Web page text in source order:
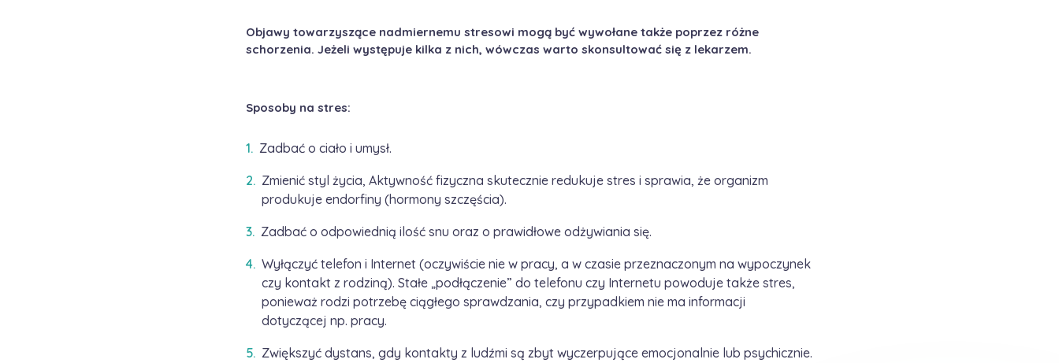
Objawy towarzyszące nadmiernemu stresowi mogą być wywołane także poprzez różne
schorzenia. Jeżeli występuje kilka z nich, wówczas warto skonsultować się z lekarzem.
Sposoby na stres:
Zadbać o ciało i umysł.
Zmienić styl życia, Aktywność fizyczna skutecznie redukuje stres i sprawia, że organizm
produkuje endorfiny (hormony szczęścia).
Zadbać o odpowiednią ilość snu oraz o prawidłowe odżywiania się.
Wyłączyć telefon i Internet (oczywiście nie w pracy, a w czasie przeznaczonym na wypoczynek
czy kontakt z rodziną). Stałe „podłączenie” do telefonu czy Internetu powoduje także stres,
ponieważ rodzi potrzebę ciągłego sprawdzania, czy przypadkiem nie ma informacji
dotyczącej np. pracy.
Zwiększyć dystans, gdy kontakty z ludźmi są zbyt wyczerpujące emocjonalnie lub psychicznie.